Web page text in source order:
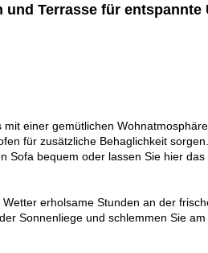
Terrasse für entspannte
einer gemütlichen Wohnatmosphäre.
für zusätzliche Behaglichkeit sorgen.
Sofa bequem oder lassen Sie hier das
erholsame Stunden an der
Sonnenliege und schlemmen Sie am